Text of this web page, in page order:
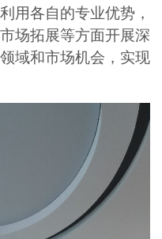
用各自的专业优势，
场拓展等方面开展深
域和市场机会，实现